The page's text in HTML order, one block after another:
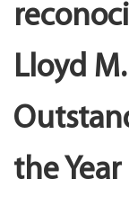
Lloyd
the Year